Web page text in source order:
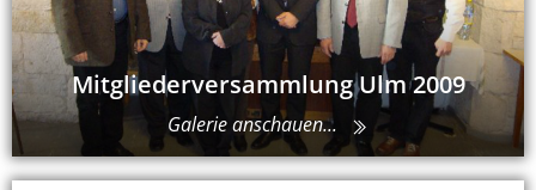
Mitgliederversammlung Ulm 2009
Galerie anschauen...